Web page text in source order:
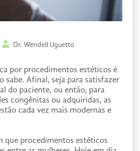
Dr. Wendell Uguetto
por procedimentos estéticos é
sabe. Afinal, seja para satisfazer
do paciente, ou então, para
congênitas ou adquiridas, as
cada vez mais modernas e
que procedimentos estéticos